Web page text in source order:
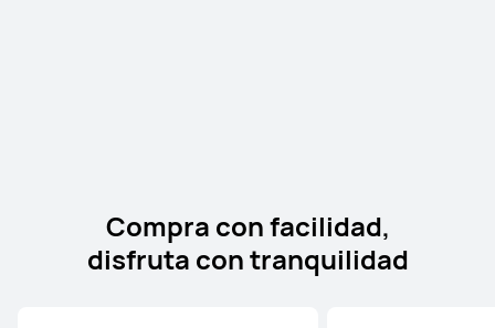
Compra con facilidad,
disfruta con tranquilidad